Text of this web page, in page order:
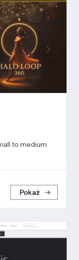
to medium
Pokaż